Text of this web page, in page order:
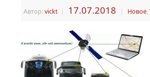
Автор:vickt | 17.07.2018 | Новое,